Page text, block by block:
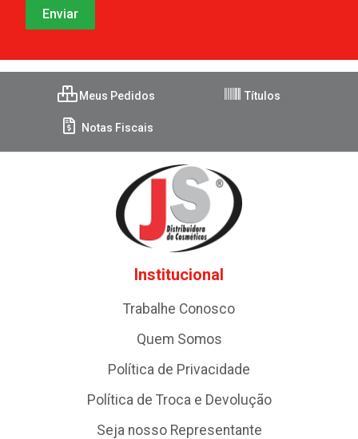
Meus Pedidos Títulos
Notas Fiscais
Institucional
Trabalhe Conosco
Quem Somos
Política de Privacidade
Política de Troca e Devolução
Seja nosso Representante